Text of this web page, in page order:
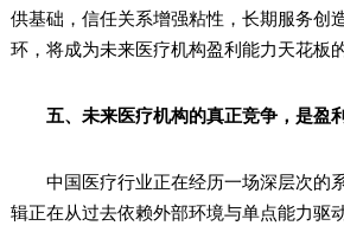
供基础，信任关系增强粘性，长期服务创
环，将成为未来医疗机构盈利能力天花板
五、未来医疗机构的真正竞争，是盈
中国医疗行业正在经历一场深层次的
辑正在从过去依赖外部环境与单点能力驱